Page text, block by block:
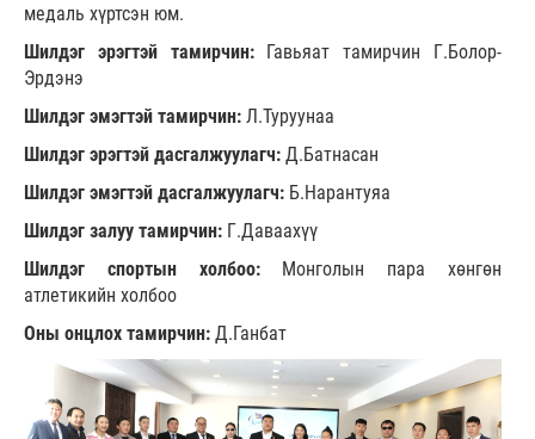
медаль хүртсэн юм.
Шилдэг эрэгтэй тамирчин:Гавьяат тамирчин Г.Болор-
Эрдэнэ
Шилдэг эмэгтэй тамирчин: Л.Туруунаа
Шилдэг эрэгтэй дасгалжуулагч: Д.Батнасан
Шилдэг эмэгтэй дасгалжуулагч: Б.Нарантуяа
Шилдэг залуу тамирчин: Г.Даваахүү
Шилдэг спортын холбоо:Монголын пара хөнгөн
атлетикийн холбоо
Оны онцлох тамирчин: Д.Ганбат